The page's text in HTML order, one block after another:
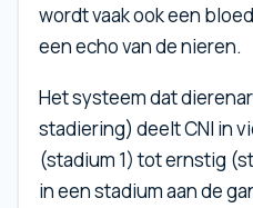
wordt vaak ook een
een echo van de nieren.
Het systeem dat
stadiering) deelt CNI in
(stadium 1) tot ernstig
in een stadium aan de